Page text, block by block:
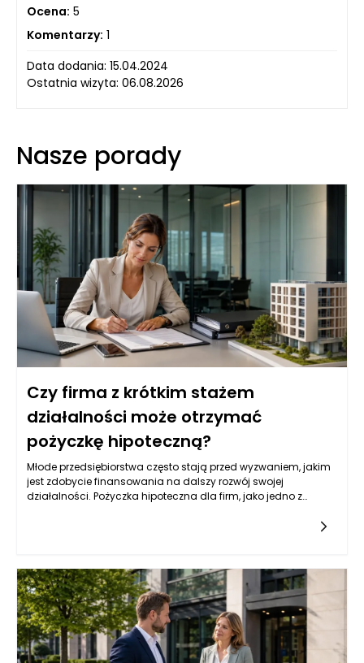
Ocena: 5
Komentarzy: 1
Data dodania: 15.04.2024
Ostatnia wizyta: 06.08.2026
Nasze porady
Czy firma z krótkim stażem
działalności może otrzymać
pożyczkę hipoteczną?
Młode przedsiębiorstwa często stają przed wyzwaniem, jakim
jest zdobycie finansowania na dalszy rozwój swojej
działalności. Pożyczka hipoteczna dla firm, jako jedno z
powinni zatem zrozumieć, jakie czynniki wpływają na decyzję
banków i instytucji pożyczkowych w kontekście udzielania
pożyczek hipotecznych.